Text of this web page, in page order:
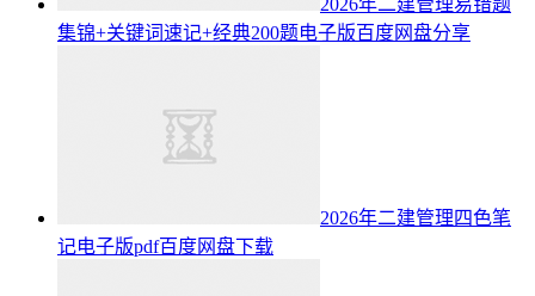
2026年二建管理易错题
集锦+关键词速记+经典200题电子版百度网盘分享
2026年二建管理四色笔
记电子版pdf百度网盘下载